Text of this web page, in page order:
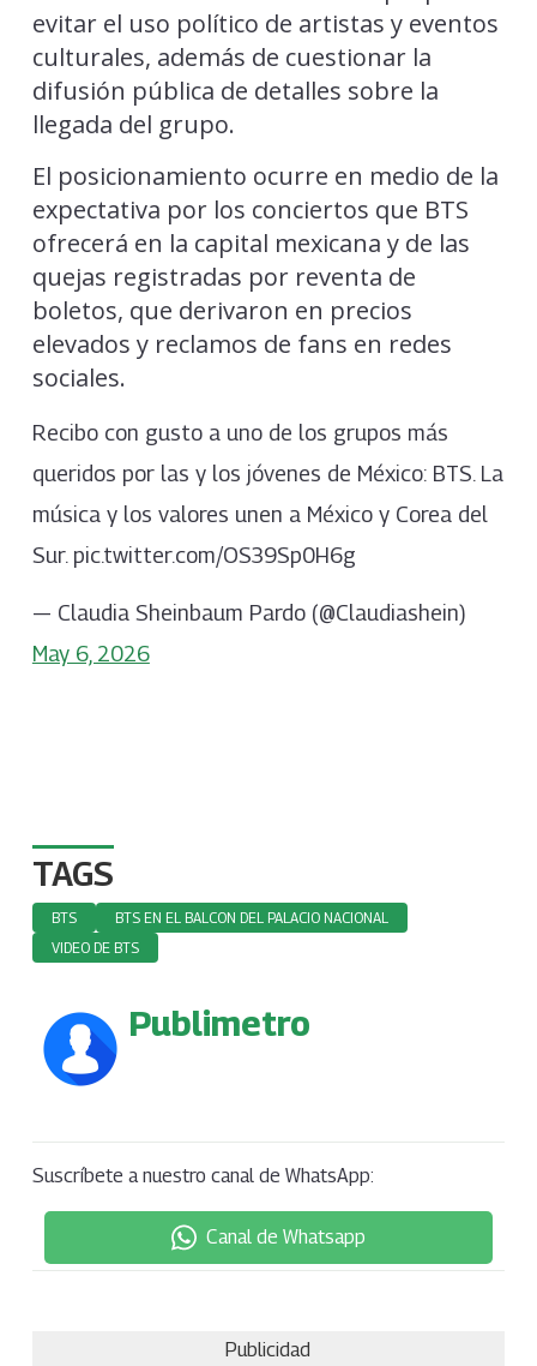
evitar el uso político de artistas y eventos
culturales, además de cuestionar la
difusión pública de detalles sobre la
llegada del grupo.
El posicionamiento ocurre en medio de la
expectativa por los conciertos que BTS
ofrecerá en la capital mexicana y de las
quejas registradas por reventa de
boletos, que derivaron en precios
elevados y reclamos de fans en redes
sociales.
Recibo con gusto a uno de los grupos más
queridos por las y los jóvenes de México: BTS. La
música y los valores unen a México y Corea del
Sur. pic.twitter.com/OS39Sp0H6g
— Claudia Sheinbaum Pardo (@Claudiashein)
May 6, 2026
TAGS
BTS
BTS EN EL BALCON DEL PALACIO NACIONAL
VIDEO DE BTS
Publimetro
Suscríbete a nuestro canal de WhatsApp:
Canal de Whatsapp
Publicidad